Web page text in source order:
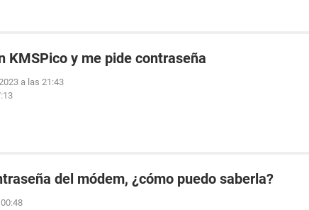
KMSPico y me pide contraseña
a las 21:43
del módem, ¿cómo puedo saberla?